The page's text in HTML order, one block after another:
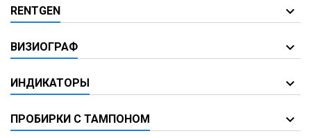
RENTGEN
ВИЗИОГРАФ
ИНДИКАТОРЫ
ПРОБИРКИ С ТАМПОНОМ